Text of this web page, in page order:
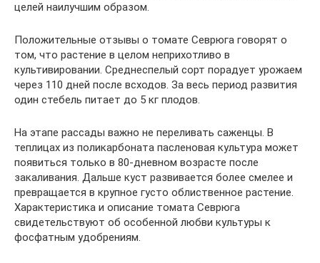
целей наилучшим образом.
Положительные отзывы о томате Севрюга говорят о
том, что растение в целом неприхотливо в
культивировании. Среднеспелый сорт порадует урожаем
через 110 дней после всходов. За весь период развития
один стебель питает до 5 кг плодов.
На этапе рассады важно не переливать саженцы. В
теплицах из поликарбоната пасленовая культура может
появиться только в 80-дневном возрасте после
закаливания. Дальше куст развивается более смелее и
превращается в крупное густо облиственное растение.
Характеристика и описание томата Севрюга
свидетельствуют об особенной любви культуры к
фосфатным удобрениям.